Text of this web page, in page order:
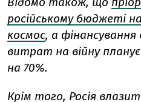
російському бюджеті
космос, а фінансування
витрат на війну
на 70%.
Крім того, Росія